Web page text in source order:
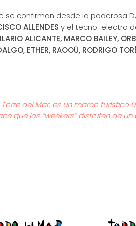
se confirman desde la poderosa
ALLENDES y el tecno-electro
ALICANTE, MARCO BAILEY,
ETHER, RAOOÜ, RODRIGO
del Mar, es un marco turístico
que los “weekers” disfruten de un